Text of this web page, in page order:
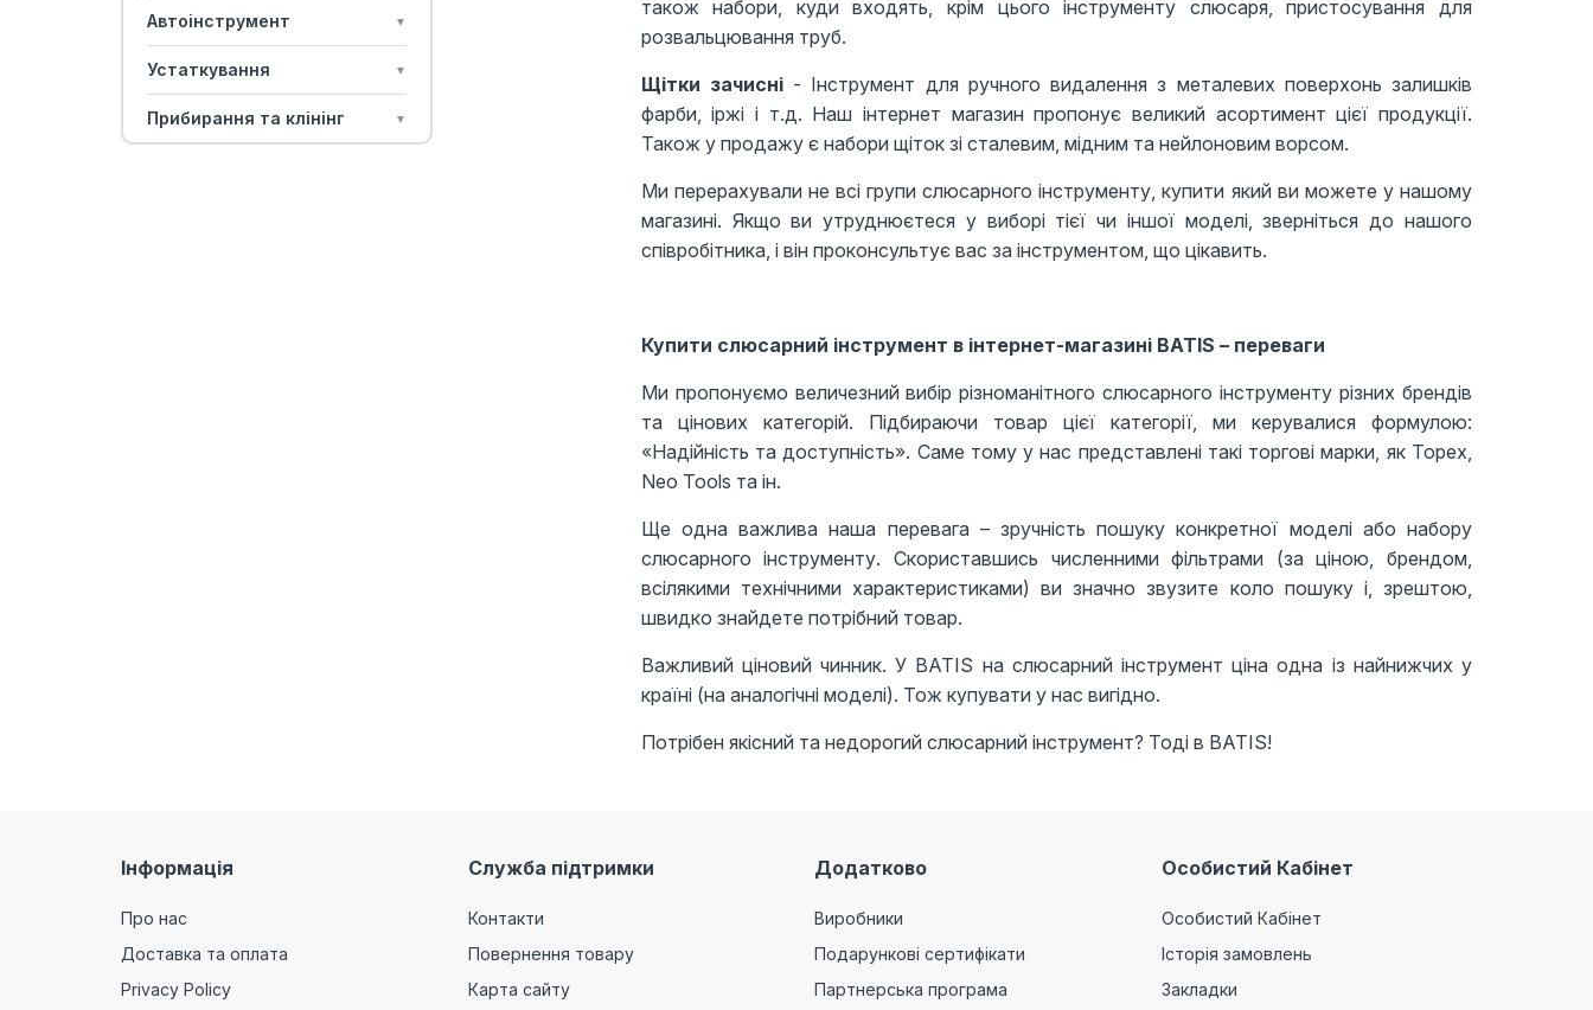
Автоінструмент ▼
Устаткування ▼
Прибирання та клінінг ▼
також набори, куди входять, крім цього інструменту слюсаря, пристосування для
розвальцювання труб.
Щітки зачисні- Інструмент для ручного видалення з металевих поверхонь залишків
фарби, іржі і т.д. Наш інтернет магазин пропонує великий асортимент цієї продукції.
Також у продажу є набори щіток зі сталевим, мідним та нейлоновим ворсом.
Ми перерахували не всі групи слюсарного інструменту, купити який ви можете у нашому
магазині. Якщо ви утруднюєтеся у виборі тієї чи іншої моделі, зверніться до нашого
співробітника, і він проконсультує вас за інструментом, що цікавить.
Купити слюсарний інструмент в інтернет-магазині BATIS – переваги
Ми пропонуємо величезний вибір різноманітного слюсарного інструменту різних брендів
та цінових категорій. Підбираючи товар цієї категорії, ми керувалися формулою:
«Надійність та доступність». Саме тому у нас представлені такі торгові марки, як Topex,
Neo Tools та ін.
Ще одна важлива наша перевага – зручність пошуку конкретної моделі або набору
слюсарного інструменту. Скориставшись численними фільтрами (за ціною, брендом,
всілякими технічними характеристиками) ви значно звузите коло пошуку і, зрештою,
швидко знайдете потрібний товар.
Важливий ціновий чинник. У BATIS на слюсарний інструмент ціна одна із найнижчих у
країні (на аналогічні моделі). Тож купувати у нас вигідно.
Потрібен якісний та недорогий слюсарний інструмент? Тоді в BATIS!
Інформація
Про нас
Доставка та оплата
Privacy Policy
Служба підтримки
Контакти
Повернення товару
Карта сайту
Додатково
Виробники
Подарункові сертифікати
Партнерська програма
Особистий Кабінет
Особистий Кабінет
Історія замовлень
Закладки